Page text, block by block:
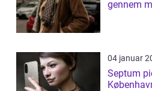
gennem
04 januar
Septum